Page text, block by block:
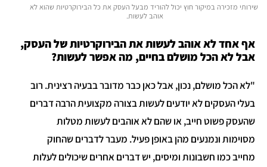
שירותי מזכירה במיקור חוץ יכול להוריד מבעל העסק את כל הבירוקרטיות שהוא לא
אוהב לעשות.
אף אחד לא אוהב לעשות את הבירוקרטיות של העסק,
אבל לא הכל מושלם בחיים, מה אפשר לעשות?
"לא הכל מושלם, נכון, אבל כאן כבר מדובר בבעיה רצינית. רוב
בעלי העסקים לא יודעים לעשות בצורה מקצועית הרבה דברים
שהעסק פשוט חייב, או שהם לא אוהבים לעשות מטלות
מסוימות ונמנעים מהן באופן פעיל. מעבר לדברים שהחוק
מחייב כמו חשבונות ומיסים, יש דברים אחרים שיכולים לעלות